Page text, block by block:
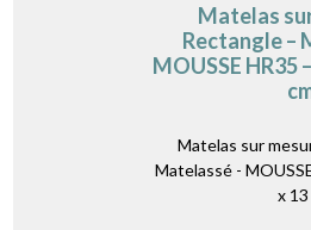
Matelas
Rectangle –
MOUSSE HR35
Matelas sur
Matelassé -
x 13